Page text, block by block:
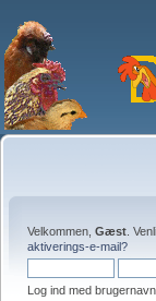
Velkommen, Gæst .
aktiverings-e-mail?
Log ind med